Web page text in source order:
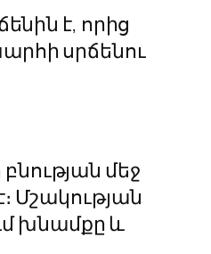
է, որից
սրճենու
մեջ
Մշակության
խնամքը և